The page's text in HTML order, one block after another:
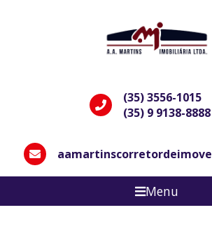
(35) 3556-1015
(35) 9 9138-8888
Menu